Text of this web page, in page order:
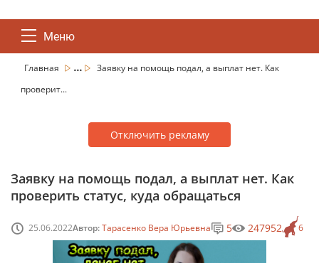
Меню
Главная ...
Заявку на помощь подал, а выплат нет. Как
проверит...
Отключить рекламу
Заявку на помощь подал, а выплат нет. Как
проверить статус, куда обращаться
25.06.2022Автор:Тарасенко Вера Юрьевна 6
5 247952